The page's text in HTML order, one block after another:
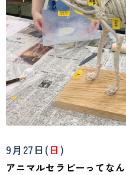
9月27日( 日 )
アニマルセラピーってな